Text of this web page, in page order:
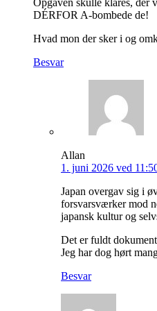
Opgaven skulle klares, der
DÉRFOR A-bombede de!
Hvad mon der sker i og
Besvar
Allan
1. juni 2026 ved
Japan overgav sig i
forsvarsværker mod
japansk kultur og
Det er fuldt
Jeg har dog hørt
Besvar